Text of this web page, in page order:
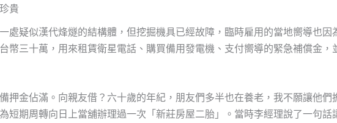
貴
處疑似漢代烽燧的結構體，但挖掘機具已經故障，臨時雇用的當地嚮導也因
幣三十萬，用來租賃衛星電話、購買備用發電機、支付嚮導的緊急補償金，
押金佔滿。向親友借？六十歲的年紀，朋友們多半也在養老，我不願讓他們
短期周轉向日上當舖辦理過一次「新莊房屋二胎」。當時李經理說了一句話